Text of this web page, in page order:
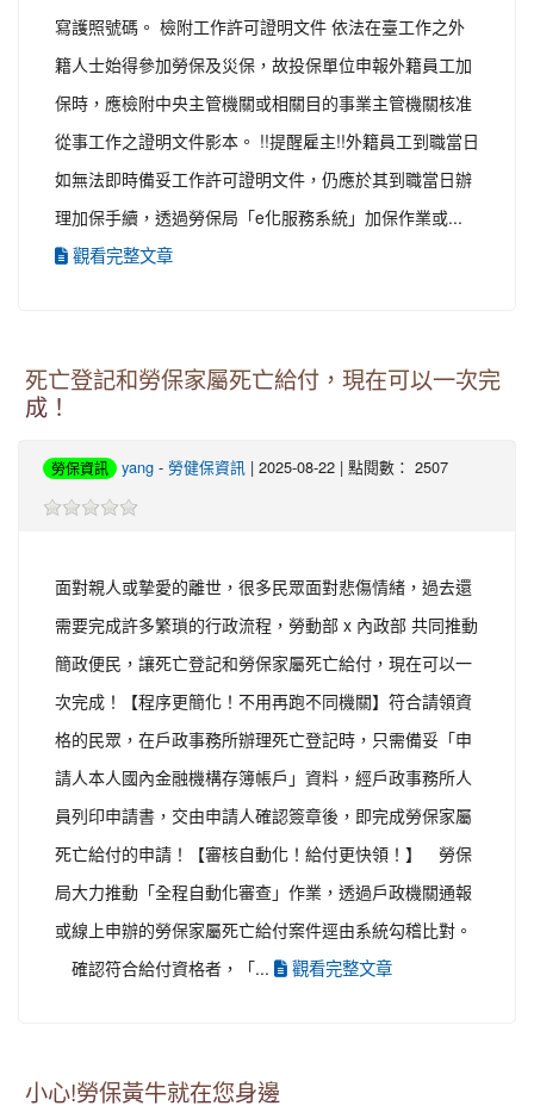
寫護照號碼。 檢附工作許可證明文件 依法在臺工作之外
籍人士始得參加勞保及災保，故投保單位申報外籍員工加
保時，應檢附中央主管機關或相關目的事業主管機關核准
從事工作之證明文件影本。 !!提醒雇主!!外籍員工到職當日
如無法即時備妥工作許可證明文件，仍應於其到職當日辦
理加保手續，透過勞保局「e化服務系統」加保作業或...
觀看完整文章
死亡登記和勞保家屬死亡給付，現在可以一次完
成！
勞保資訊 yang - 勞健保資訊 | 2025-08-22 | 點閱數： 2507
面對親人或摯愛的離世，很多民眾面對悲傷情緒，過去還
需要完成許多繁瑣的行政流程，勞動部 x 內政部 共同推動
簡政便民，讓死亡登記和勞保家屬死亡給付，現在可以一
次完成！ ​ 【程序更簡化！不用再跑不同機關】 ​ 符合請領資
格的民眾，在戶政事務所辦理死亡登記時，只需備妥「申
請人本人國內金融機構存簿帳戶」資料，經戶政事務所人
員列印申請書，交由申請人確認簽章後，即完成勞保家屬
死亡給付的申請！ ​ 【審核自動化！給付更快領！】 ​ 勞保
局大力推動「全程自動化審查」作業，透過戶政機關通報
或線上申辦的勞保家屬死亡給付案件逕由系統勾稽比對。 ​
確認符合給付資格者，「...
觀看完整文章
小心!勞保黃牛就在您身邊